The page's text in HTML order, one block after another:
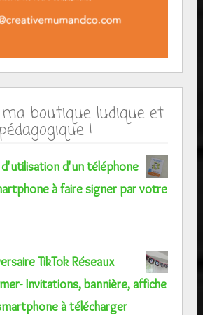
ma boutique ludique et
pédagogique !
d'un téléphone
à faire signer par votre
TikTok Réseaux
Invitations, bannière, affiche
à télécharger